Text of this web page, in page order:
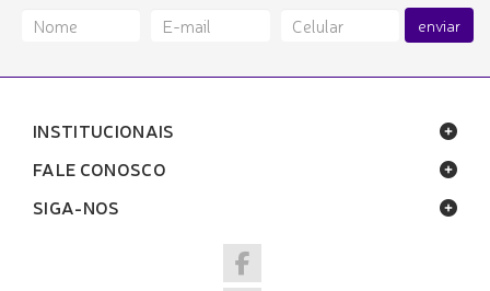
enviar
INSTITUCIONAIS
FALE CONOSCO
SIGA-NOS